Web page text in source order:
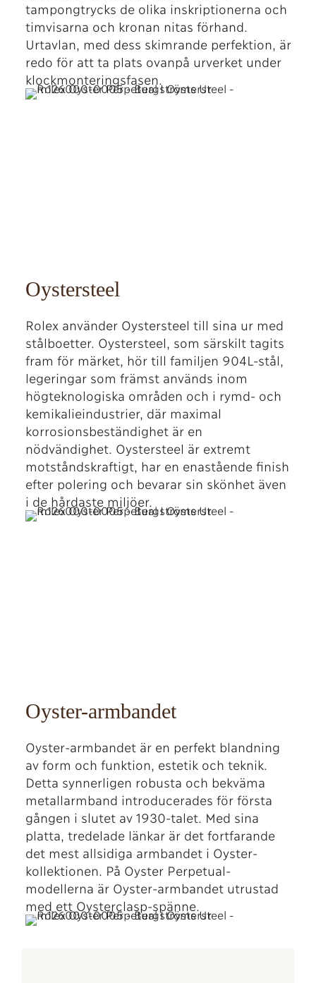
tampongtrycks de olika inskriptionerna och
timvisarna och kronan nitas förhand.
Urtavlan, med dess skimrande perfektion, är
redo för att ta plats ovanpå urverket under
klockmonteringsfasen.
Oystersteel
Rolex använder Oystersteel till sina ur med
stålboetter. Oystersteel, som särskilt tagits
fram för märket, hör till familjen 904L-stål,
legeringar som främst används inom
högteknologiska områden och i rymd- och
kemikalieindustrier, där maximal
korrosionsbeständighet är en
nödvändighet. Oystersteel är extremt
motståndskraftigt, har en enastående finish
efter polering och bevarar sin skönhet även
i de hårdaste miljöer.
Oyster-armbandet
Oyster-armbandet är en perfekt blandning
av form och funktion, estetik och teknik.
Detta synnerligen robusta och bekväma
metallarmband introducerades för första
gången i slutet av 1930-talet. Med sina
platta, tredelade länkar är det fortfarande
det mest allsidiga armbandet i Oyster-
kollektionen. På Oyster Perpetual-
modellerna är Oyster-armbandet utrustad
med ett Oysterclasp-spänne.